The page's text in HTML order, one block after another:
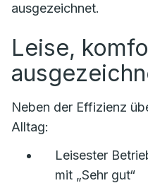
ausgezeichnet.
Leise,
Neben der Effizienz
Alltag:
Leisester
mit „Sehr gut“